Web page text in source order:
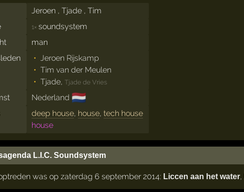
Jeroen , Tjade , Tim
1×soundsystem
man
Jeroen Rijskamp
Tim van der Meulen
Tjade, Tjade de Vries
Nederland 🇳🇱
deep house, house,tech house
house
L.I.C. Soundsystem
was op zaterdag 6 september 2014: Liccen aan het water,